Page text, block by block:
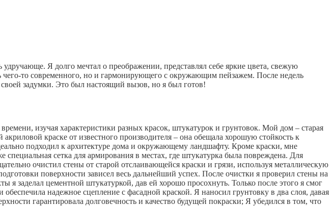
Я долго мечтал о преображении, представлял себе яркие цвета, свежую
то современного, но и гармонирующего с окружающим пейзажем. После недель
задумки. Это был настоящий вызов, но я был готов!
изучая характеристики разных красок, штукатурок и грунтовок. Мой дом – старая
краске от известного производителя – она обещала хорошую стойкость к
подходил к архитектуре дома и окружающему ландшафту. Кроме краски, мне
сетка для армирования в местах, где штукатурка была повреждена. Для
очистил стены от старой отслаивающейся краски и грязи, используя металлическую
поверхности зависел весь дальнейший успех. После очистки я проверил стены на
заделал цементной штукатуркой, дав ей хорошо просохнуть. Только после этого я смог
надежное сцепление с фасадной краской. Я наносил грунтовку в два слоя, давая
гарантировала долговечность и качество будущей покраски; Я убедился в том, что